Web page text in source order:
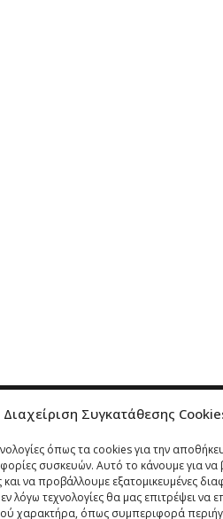
Διαχείριση Συγκατάθεσης
όπως τα cookies για την
συσκευών. Αυτό το κάνουμε για να
και να προβάλλουμε εξατομικευμένες
λόγω τεχνολογίες θα μας επιτρέψει να
χαρακτήρα, όπως συμπεριφορά